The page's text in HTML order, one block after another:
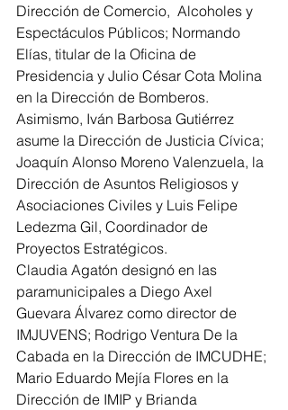
Dirección de Comercio,  Alcoholes y
Espectáculos Públicos; Normando
Elías, titular de la Oficina de
Presidencia y Julio César Cota Molina
en la Dirección de Bomberos.
Asimismo, Iván Barbosa Gutiérrez
asume la Dirección de Justicia Cívica;
Joaquín Alonso Moreno Valenzuela, la
Dirección de Asuntos Religiosos y
Asociaciones Civiles y Luis Felipe
Ledezma Gil, Coordinador de
Proyectos Estratégicos.
Claudia Agatón designó en las
paramunicipales a Diego Axel
Guevara Álvarez como director de
IMJUVENS; Rodrigo Ventura De la
Cabada en la Dirección de IMCUDHE;
Mario Eduardo Mejía Flores en la
Dirección de IMIP y Brianda